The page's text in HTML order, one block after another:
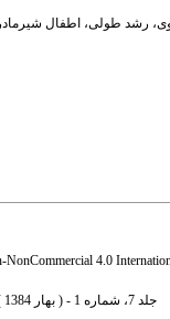
، رشد طولی، اطفال
4.0
جلد 7، شماره 1 - ( بهار 1384 )